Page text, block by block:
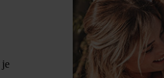
je